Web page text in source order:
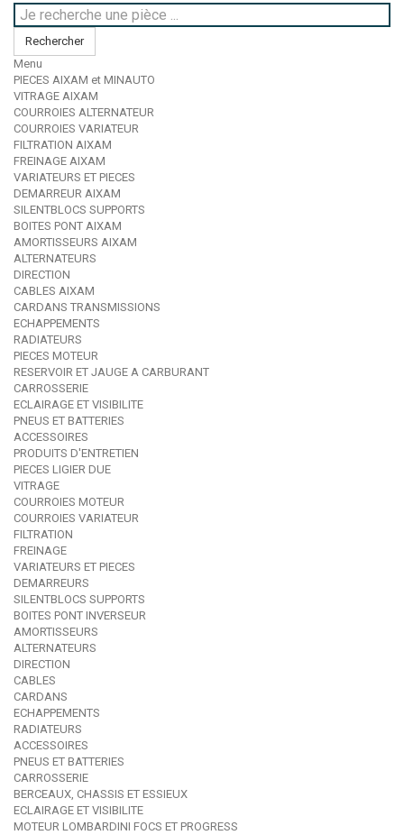
Rechercher
Menu
PIECES AIXAM et MINAUTO
VITRAGE AIXAM
COURROIES ALTERNATEUR
COURROIES VARIATEUR
FILTRATION AIXAM
FREINAGE AIXAM
VARIATEURS ET PIECES
DEMARREUR AIXAM
SILENTBLOCS SUPPORTS
BOITES PONT AIXAM
AMORTISSEURS AIXAM
ALTERNATEURS
DIRECTION
CABLES AIXAM
CARDANS TRANSMISSIONS
ECHAPPEMENTS
RADIATEURS
PIECES MOTEUR
RESERVOIR ET JAUGE A CARBURANT
CARROSSERIE
ECLAIRAGE ET VISIBILITE
PNEUS ET BATTERIES
ACCESSOIRES
PRODUITS D'ENTRETIEN
PIECES LIGIER DUE
VITRAGE
COURROIES MOTEUR
COURROIES VARIATEUR
FILTRATION
FREINAGE
VARIATEURS ET PIECES
DEMARREURS
SILENTBLOCS SUPPORTS
BOITES PONT INVERSEUR
AMORTISSEURS
ALTERNATEURS
DIRECTION
CABLES
CARDANS
ECHAPPEMENTS
RADIATEURS
ACCESSOIRES
PNEUS ET BATTERIES
CARROSSERIE
BERCEAUX, CHASSIS ET ESSIEUX
ECLAIRAGE ET VISIBILITE
MOTEUR LOMBARDINI FOCS ET PROGRESS